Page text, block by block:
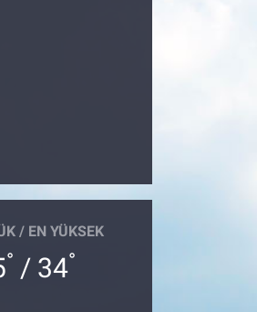
/ EN YÜKSEK
° / 34°